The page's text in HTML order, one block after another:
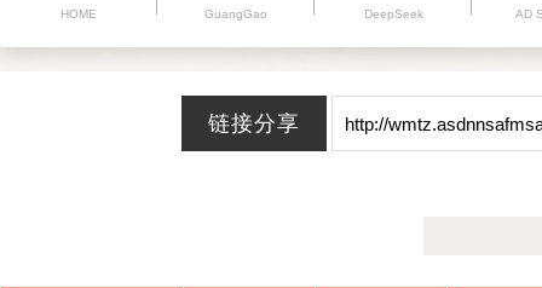
HOME GuangGao DeepSeek AD